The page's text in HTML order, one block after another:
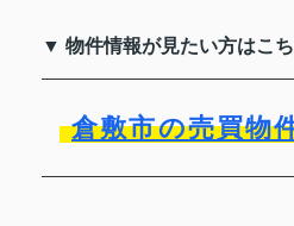
▼ 物件情報が見たい方はこ
倉敷市の売買物